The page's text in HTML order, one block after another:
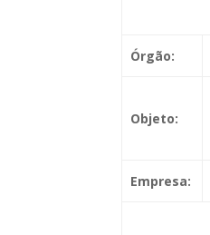
Órgão:
Objeto:
Empresa: